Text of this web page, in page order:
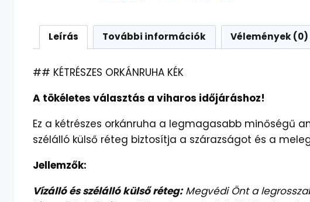
Leírás További információk Vélemények (0)
## KÉTRÉSZES ORKÁNRUHA KÉK
A tökéletes választás a viharos időjáráshoz!
Ez a kétrészes orkánruha a legmagasabb minőségű
szélálló külső réteg biztosítja a szárazságot és a
Jellemzők:
Vízálló és szélálló külső réteg:Megvédi Önt a